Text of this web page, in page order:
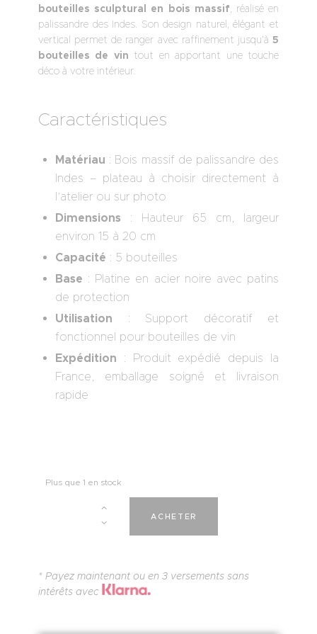
bouteilles sculptural en bois massif, réalisé en
palissandre des Indes. Son design naturel, élégant et
vertical permet de ranger avec raffinement jusqu’à 5
bouteilles de vin tout en apportant une touche
déco à votre intérieur.
Caractéristiques
Matériau : Bois massif de palissandre des
Indes – plateau à choisir directement à
l’atelier ou sur photo
Dimensions : Hauteur 65 cm, largeur
environ 15 à 20 cm
Capacité : 5 bouteilles
Base : Platine en acier noire avec patins
de protection
Utilisation : Support décoratif et
fonctionnel pour bouteilles de vin
Expédition : Produit expédié depuis la
France, emballage soigné et livraison
rapide
Plus que 1 en stock
ACHETER
t
n
* Payez maintenant ou en 3 versements sans
intérêts avec